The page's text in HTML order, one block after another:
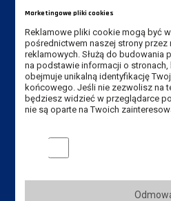
Władze
Senat
Mapa
Marketingowe pliki cookies
Reklamowe pliki cookie mogą być
pośrednictwem naszej strony przez
reklamowych. Służą do budowania
na podstawie informacji o
obejmuje unikalną identyfikację
końcowego. Jeśli nie zezwolisz na
będziesz widzieć w przeglądarce
nie są oparte na Twoich
Marketingowe pliki cookies